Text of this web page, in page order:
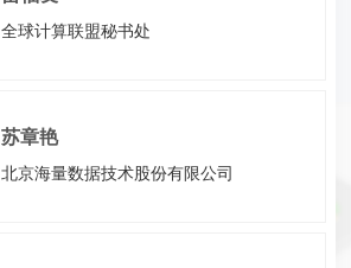
全球计算联盟秘书处
苏章艳
北京海量数据技术股份有限公司